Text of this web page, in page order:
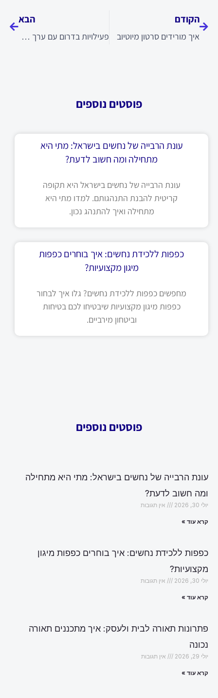
הקודם
איך מורידים סרטון מיוטיוב
הבא
פעילויות בדרום עם ערך מוסף
פוסטים נוספים
עונת הרבייה של נחשים בישראל: מתי היא
מתחילה ומה חשוב לדעת?
עונת הרבייה של נחשים בישראל היא תקופה
קריטית להבנת התנהגותם. למדו מתי היא
מתחילה ואיך להתנהג נכון.
כפפות ללכידת נחשים: איך בוחרים כפפות
מיגון מקצועיות?
מחפשים כפפות ללכידת נחשים? גלו איך לבחור
כפפות מיגון מקצועיות שיבטיחו לכם בטיחות
וביטחון מירביים.
פוסטים נוספים
עונת הרבייה של נחשים בישראל: מתי היא מתחילה
ומה חשוב לדעת?
יולי 30, 2026 אין תגובות
קרא עוד »
כפפות ללכידת נחשים: איך בוחרים כפפות מיגון
מקצועיות?
יולי 30, 2026 אין תגובות
קרא עוד »
פתרונות תאורה לבית ולעסק: איך מתכננים תאורה
נכונה
יולי 29, 2026 אין תגובות
קרא עוד »